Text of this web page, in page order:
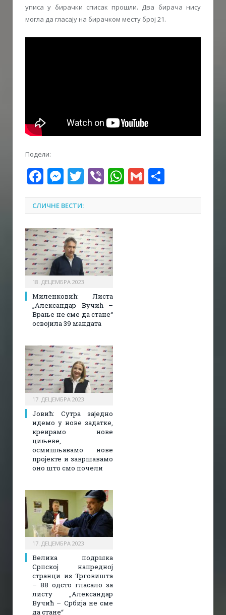
уписа у бирачки списак прошли. Два бирача нису
могла да гласају на бирачком месту број 21.
Подели:
Facebook
Messenger
Twitter
ViberWhatsApp
Gmail
СЛИЧНЕ ВЕСТИ:
18. ДЕЦЕМБРА 2023.
Миленковић: Листа
„Александар Вучић –
Врање не сме да стане“
освојила 39 мандата
17. ДЕЦЕМБРА 2023.
Јовић: Сутра заједно
идемо у нове задатке,
креирамо нове
циљеве,
осмишљавамо нове
пројекте и завршавамо
оно што смо почели
17. ДЕЦЕМБРА 2023.
Велика подршка
Српској напредној
странци из Трговишта
– 88 одсто гласало за
листу „Александар
Вучић – Србија не сме
да стане“